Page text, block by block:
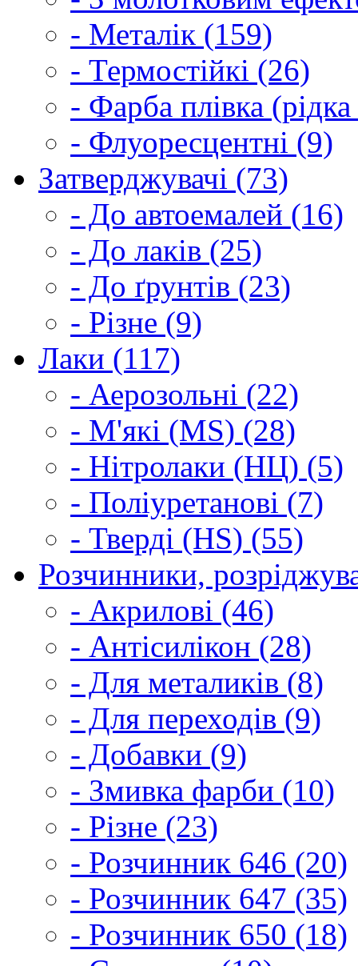
- Металік (159)
- Термостійкі (26)
- Фарба плівка
- Флуоресцентні (9)
Затверджувачі (73)
- До автоемалей (16)
- До лаків (25)
- До ґрунтів (23)
- Різне (9)
Лаки (117)
- Аерозольні (22)
- М'які (MS) (28)
- Нітролаки (НЦ) (5)
- Поліуретанові (7)
- Тверді (HS) (55)
Розчинники,
- Акрилові (46)
- Антісилікон (28)
- Для металиків (8)
- Для переходів (9)
- Добавки (9)
- Змивка фарби (10)
- Різне (23)
- Розчинник 646 (20)
- Розчинник 647 (35)
- Розчинник 650 (18)